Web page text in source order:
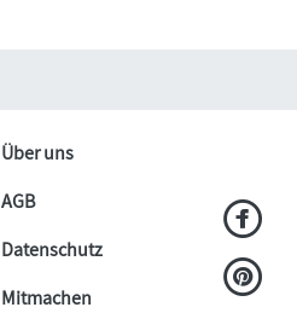
Über uns
AGB
Datenschutz
Mitmachen